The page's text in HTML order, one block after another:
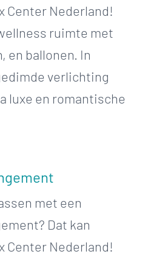
Center Nederland!
ruimte met
en ballonen. In
verlichting
luxe en romantische
met een
Dat kan
Center Nederland!